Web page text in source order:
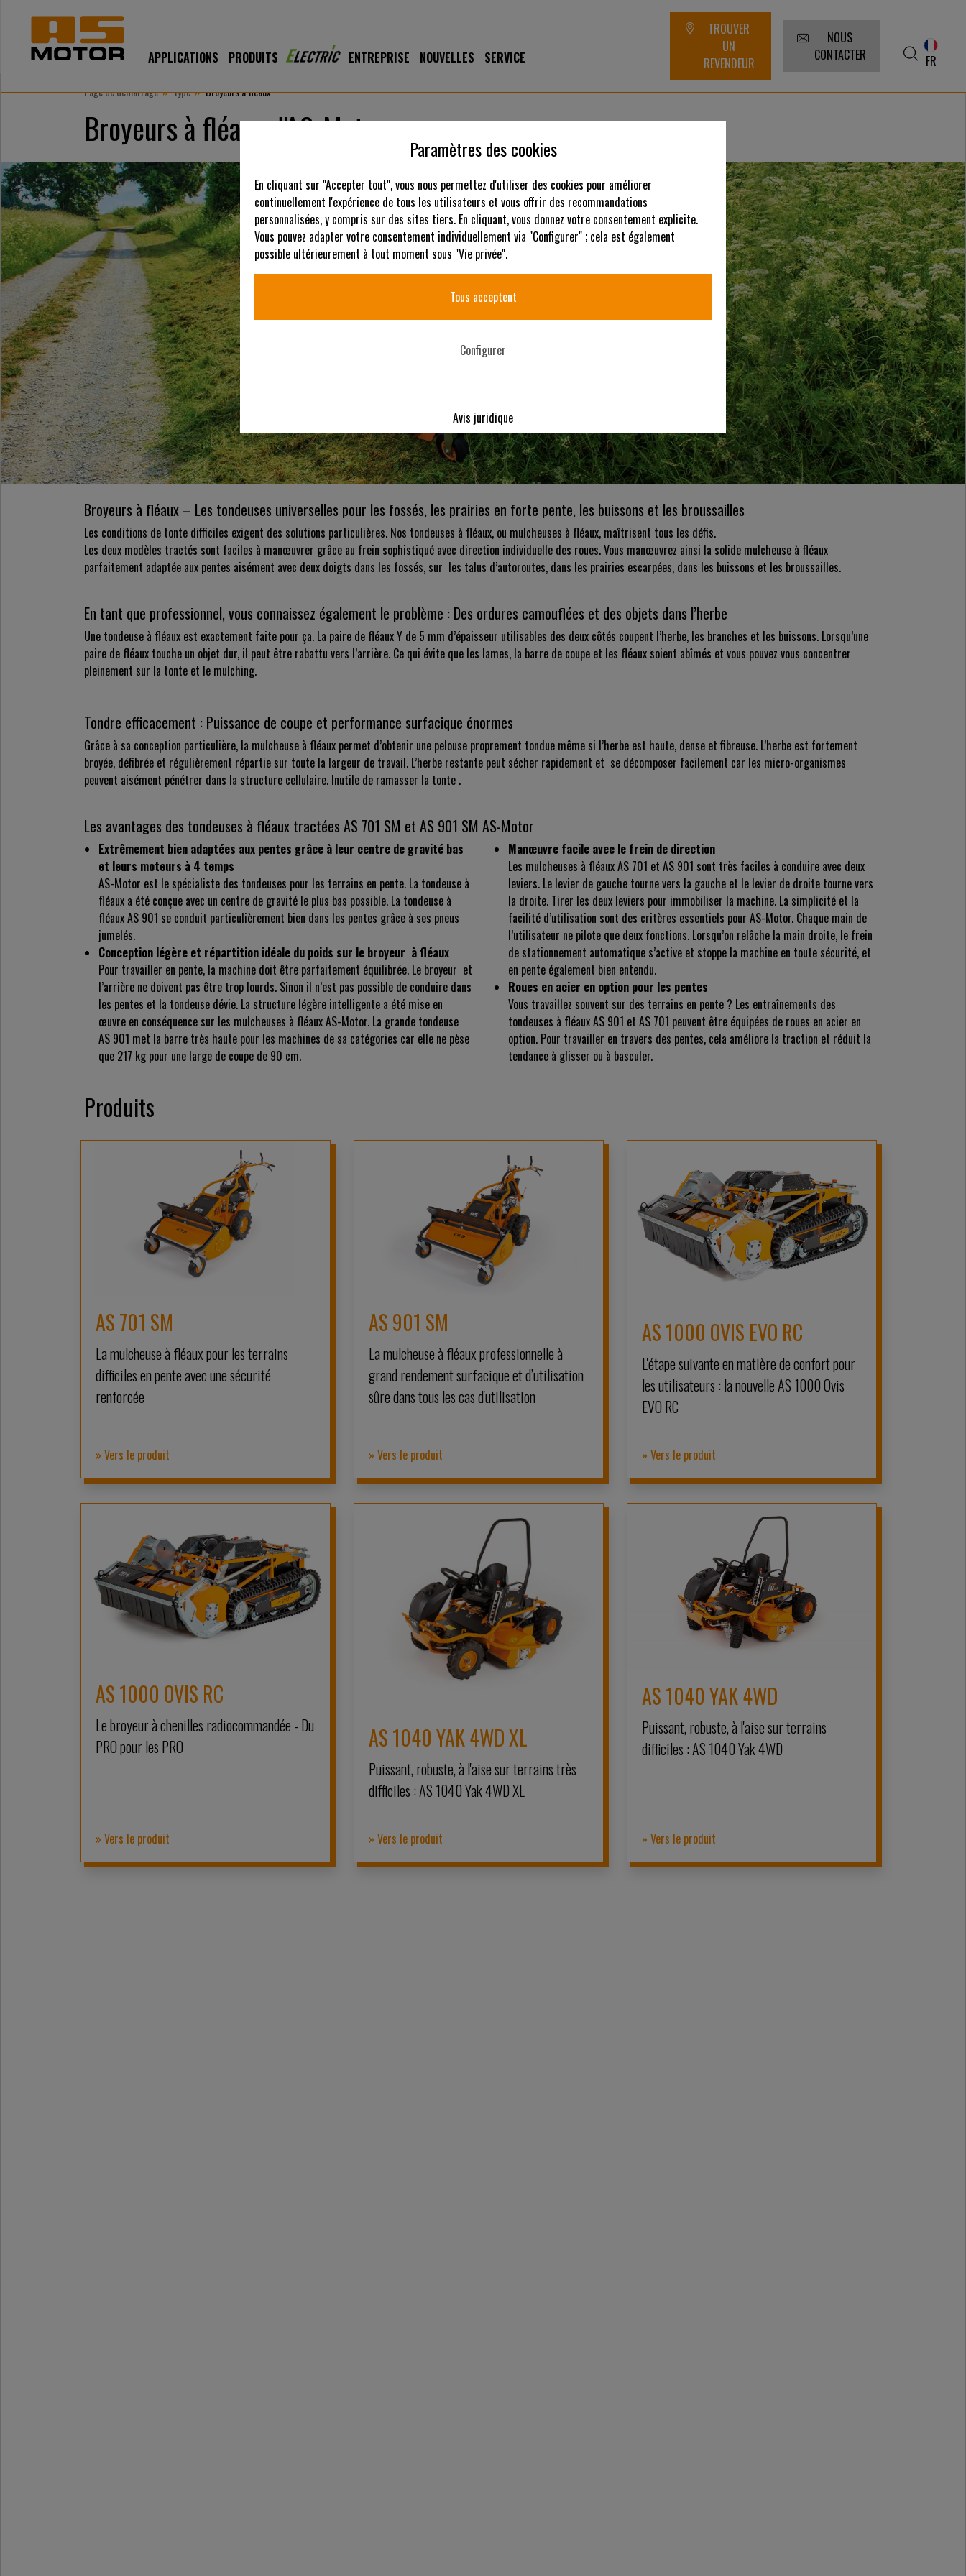
APPLICATIONS PRODUITS ENTREPRISE NOUVELLES SERVICE
TROUVER
UN
REVENDEUR
NOUS
CONTACTER
FR
Page de démarrage » Type » Broyeurs à fléaux
Broyeurs à fléaux d'AS-Motor
Broyeurs à fléaux – Les tondeuses universelles pour les fossés, les prairies en forte pente, les buissons et les broussailles
Les conditions de tonte difficiles exigent des solutions particulières. Nos tondeuses à fléaux, ou mulcheuses à fléaux, maîtrisent tous les défis.
Les deux modèles tractés sont faciles à manœuvrer grâce au frein sophistiqué avec direction individuelle des roues. Vous manœuvrez ainsi la solide mulcheuse à fléaux
parfaitement adaptée aux pentes aisément avec deux doigts dans les fossés, sur les talus d’autoroutes, dans les prairies escarpées, dans les buissons et les broussailles.
En tant que professionnel, vous connaissez également le problème : Des ordures camouflées et des objets dans l’herbe
Une tondeuse à fléaux est exactement faite pour ça. La paire de fléaux Y de 5 mm d’épaisseur utilisables des deux côtés coupent l’herbe, les branches et les buissons. Lorsqu’une
paire de fléaux touche un objet dur, il peut être rabattu vers l’arrière. Ce qui évite que les lames, la barre de coupe et les fléaux soient abîmés et vous pouvez vous concentrer
pleinement sur la tonte et le mulching.
Tondre efficacement : Puissance de coupe et performance surfacique énormes
Grâce à sa conception particulière, la mulcheuse à fléaux permet d’obtenir une pelouse proprement tondue même si l’herbe est haute, dense et fibreuse. L’herbe est fortement
broyée, défibrée et régulièrement répartie sur toute la largeur de travail. L’herbe restante peut sécher rapidement et se décomposer facilement car les micro-organismes
peuvent aisément pénétrer dans la structure cellulaire. Inutile de ramasser la tonte .
Les avantages des tondeuses à fléaux tractées AS 701 SM et AS 901 SM AS-Motor
Extrêmement bien adaptées aux pentes grâce à leur centre de gravité bas
et leurs moteurs à 4 temps
AS-Motor est le spécialiste des tondeuses pour les terrains en pente. La tondeuse à
fléaux a été conçue avec un centre de gravité le plus bas possible. La tondeuse à
fléaux AS 901 se conduit particulièrement bien dans les pentes grâce à ses pneus
jumelés.
Conception légère et répartition idéale du poids sur le broyeur à fléaux
Pour travailler en pente, la machine doit être parfaitement équilibrée. Le broyeur et
l’arrière ne doivent pas être trop lourds. Sinon il n’est pas possible de conduire dans
les pentes et la tondeuse dévie. La structure légère intelligente a été mise en
œuvre en conséquence sur les mulcheuses à fléaux AS-Motor. La grande tondeuse
AS 901 met la barre très haute pour les machines de sa catégories car elle ne pèse
que 217 kg pour une large de coupe de 90 cm.
Manœuvre facile avec le frein de direction
Les mulcheuses à fléaux AS 701 et AS 901 sont très faciles à conduire avec deux
leviers. Le levier de gauche tourne vers la gauche et le levier de droite tourne vers
la droite. Tirer les deux leviers pour immobiliser la machine. La simplicité et la
facilité d’utilisation sont des critères essentiels pour AS-Motor. Chaque main de
l’utilisateur ne pilote que deux fonctions. Lorsqu’on relâche la main droite, le frein
de stationnement automatique s’active et stoppe la machine en toute sécurité, et
en pente également bien entendu.
Roues en acier en option pour les pentes
Vous travaillez souvent sur des terrains en pente ? Les entraînements des
tondeuses à fléaux AS 901 et AS 701 peuvent être équipées de roues en acier en
option. Pour travailler en travers des pentes, cela améliore la traction et réduit la
tendance à glisser ou à basculer.
Produits
AS 701 SM
La mulcheuse à fléaux pour les terrains
difficiles en pente avec une sécurité
renforcée
» Vers le produit
AS 901 SM
La mulcheuse à fléaux professionnelle à
grand rendement surfacique et d’utilisation
sûre dans tous les cas d'utilisation
» Vers le produit
AS 1000 OVIS EVO RC
L'étape suivante en matière de confort pour
les utilisateurs : la nouvelle AS 1000 Ovis
EVO RC
» Vers le produit
AS 1000 OVIS RC
Le broyeur à chenilles radiocommandée - Du
PRO pour les PRO
» Vers le produit
AS 1040 YAK 4WD XL
Puissant, robuste, à l'aise sur terrains très
difficiles : AS 1040 Yak 4WD XL
» Vers le produit
AS 1040 YAK 4WD
Puissant, robuste, à l'aise sur terrains
difficiles : AS 1040 Yak 4WD
» Vers le produit
Paramètres des cookies
En cliquant sur "Accepter tout", vous nous permettez d'utiliser des cookies pour améliorer
continuellement l'expérience de tous les utilisateurs et vous offrir des recommandations
personnalisées, y compris sur des sites tiers. En cliquant, vous donnez votre consentement explicite.
Vous pouvez adapter votre consentement individuellement via "Configurer" ; cela est également
possible ultérieurement à tout moment sous "Vie privée".
Tous acceptent
Configurer
Avis juridique